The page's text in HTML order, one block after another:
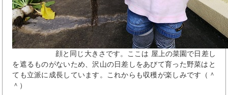
顔と同じ大きさです。ここは 屋上の菜園で日差し
を遮るものがないため、沢山の日差しをあびて育った野菜はと
ても立派に成長しています。これからも収穫が楽しみです（＾
＾）